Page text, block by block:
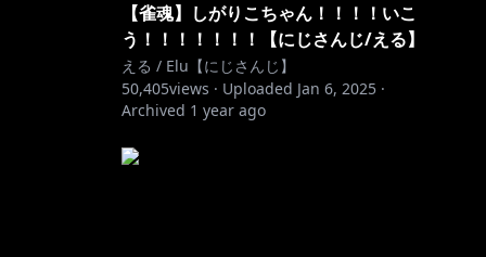
【雀魂】しがりこちゃん！！！！いこ
う！！！！！！！【にじさんじ/える】
える / Elu【にじさんじ】
50,405views · Uploaded Jan 6, 2025 ·
Archived 1 year ago